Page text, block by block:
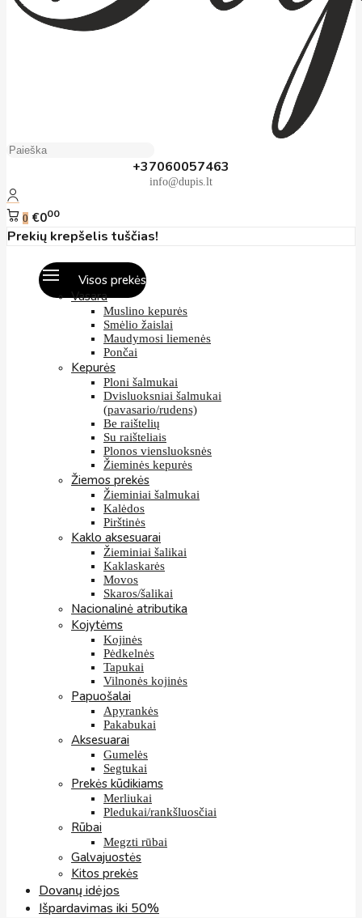
+37060057463
info@dupis.lt
0 €000
Prekių krepšelis tuščias!
Visos prekės
Vasara
Muslino kepurės
Smėlio žaislai
Maudymosi liemenės
Pončai
Kepurės
Ploni šalmukai
Dvisluoksniai šalmukai
(pavasario/rudens)
Be raištelių
Su raišteliais
Plonos viensluoksnės
Žieminės kepurės
Žiemos prekės
Žieminiai šalmukai
Kalėdos
Pirštinės
Kaklo aksesuarai
Žieminiai šalikai
Kaklaskarės
Movos
Skaros/šalikai
Nacionalinė atributika
Kojytėms
Kojinės
Pėdkelnės
Tapukai
Vilnonės kojinės
Papuošalai
Apyrankės
Pakabukai
Aksesuarai
Gumelės
Segtukai
Prekės kūdikiams
Merliukai
Pledukai/rankšluosčiai
Rūbai
Megzti rūbai
Galvajuostės
Kitos prekės
Dovanų idėjos
Išpardavimas iki 50%